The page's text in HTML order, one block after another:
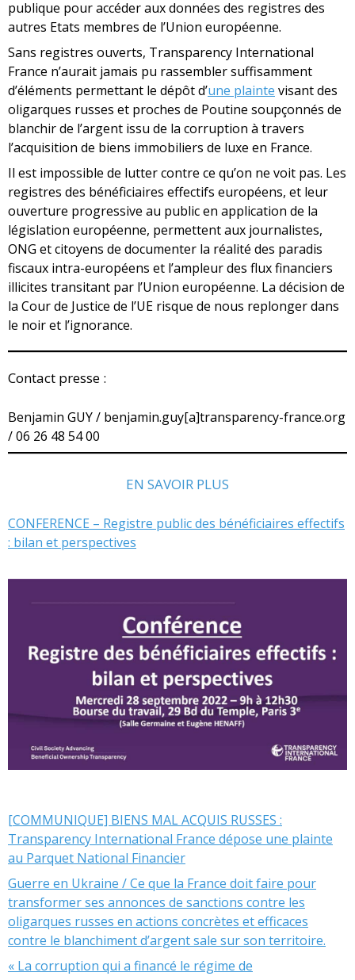
publique pour accéder aux données des registres des
autres Etats membres de l’Union européenne.
Sans registres ouverts, Transparency International
France n’aurait jamais pu rassembler suffisamment
d’éléments permettant le dépôt d’une plainte visant des
oligarques russes et proches de Poutine soupçonnés de
blanchir de l’argent issu de la corruption à travers
l’acquisition de biens immobiliers de luxe en France.
Il est impossible de lutter contre ce qu’on ne voit pas. Les
registres des bénéficiaires effectifs européens, et leur
ouverture progressive au public en application de la
législation européenne, permettent aux journalistes,
ONG et citoyens de documenter la réalité des paradis
fiscaux intra-européens et l’ampleur des flux financiers
illicites transitant par l’Union européenne. La décision de
la Cour de Justice de l’UE risque de nous replonger dans
le noir et l’ignorance.
Contact presse :
Benjamin GUY / benjamin.guy[a]transparency-france.org
/ 06 26 48 54 00
EN SAVOIR PLUS
CONFERENCE – Registre public des bénéficiaires effectifs
: bilan et perspectives
[COMMUNIQUE] BIENS MAL ACQUIS RUSSES :
Transparency International France dépose une plainte
au Parquet National Financier
Guerre en Ukraine / Ce que la France doit faire pour
transformer ses annonces de sanctions contre les
oligarques russes en actions concrètes et efficaces
contre le blanchiment d’argent sale sur son territoire.
« La corruption qui a financé le régime de